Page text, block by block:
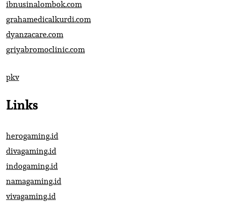
ibnusinalombok.com
grahamedicalkurdi.com
dyanzacare.com
griyabromoclinic.com
pkv
Links
herogaming.id
divagaming.id
indogaming.id
namagaming.id
vivagaming.id